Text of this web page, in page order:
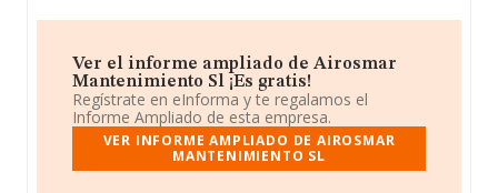
Ver el informe ampliado de Airosmar
Mantenimiento Sl ¡Es gratis!
Regístrate en eInforma y te regalamos el
Informe Ampliado de esta empresa.
VER INFORME AMPLIADO DE AIROSMAR
MANTENIMIENTO SL